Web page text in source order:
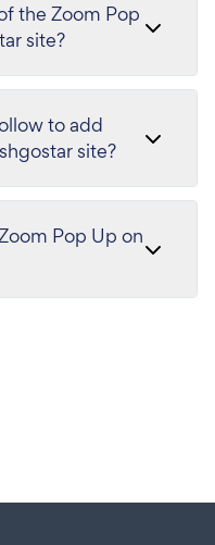
the Zoom Pop
site?
to add
site?
Pop Up on